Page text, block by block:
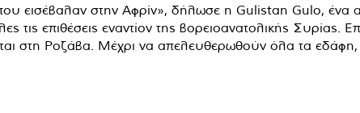
που εισέβαλαν στην Αφρίν», δήλωσε η Gulistan Gulo, ένα
επιθέσεις εναντίον της βορειοανατολικής Συρίας.
στη Ροζάβα. Μέχρι να απελευθερωθούν όλα τα εδάφη,